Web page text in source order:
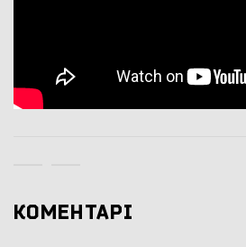
КОМЕНТАРІ